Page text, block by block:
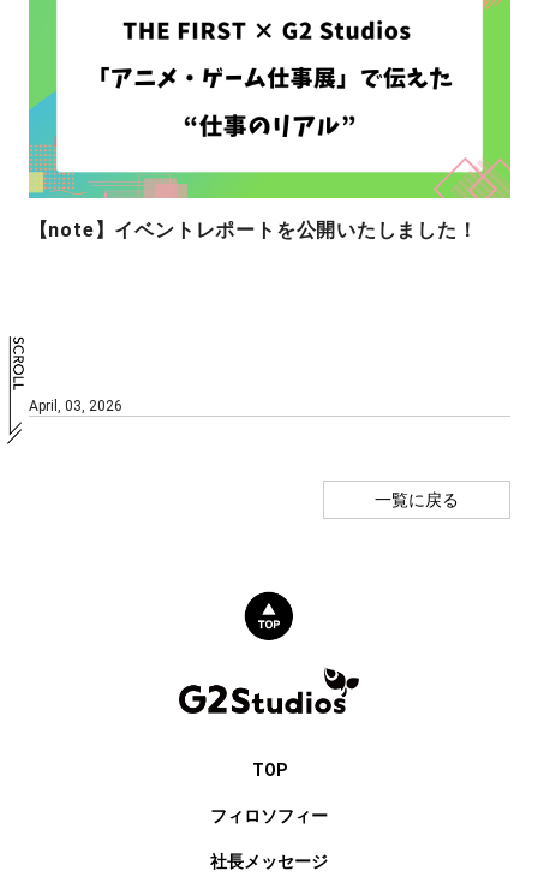
【note】イベントレポートを公開いたしました！
April, 03, 2026
一覧に戻る
TOP
フィロソフィー
社長メッセージ